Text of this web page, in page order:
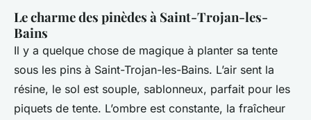
Le charme des pinèdes à Saint-Trojan-les-
Bains
Il y a quelque chose de magique à planter sa tente
sous les pins à Saint-Trojan-les-Bains. L’air sent la
résine, le sol est souple, sablonneux, parfait pour les
piquets de tente. L’ombre est constante, la fraîcheur